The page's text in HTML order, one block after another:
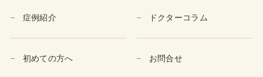
症例紹介 ドクターコラム
初めての方へ お問合せ